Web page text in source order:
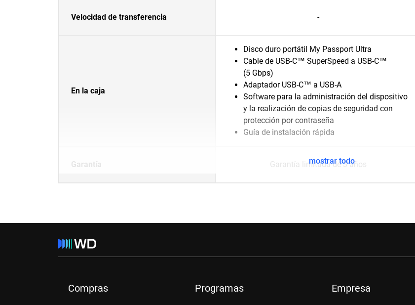
Velocidad de transferencia -
En la caja
Disco duro portátil My Passport Ultra
Cable de USB-C™ SuperSpeed a USB-C™
(5 Gbps)
Adaptador USB-C™ a USB-A
Software para la administración del dispositivo
y la realización de copias de seguridad con
protección por contraseña
Guía de instalación rápida
Garantía Garantía limitada de 3 años
mostrar todo
Compras Programas Empresa